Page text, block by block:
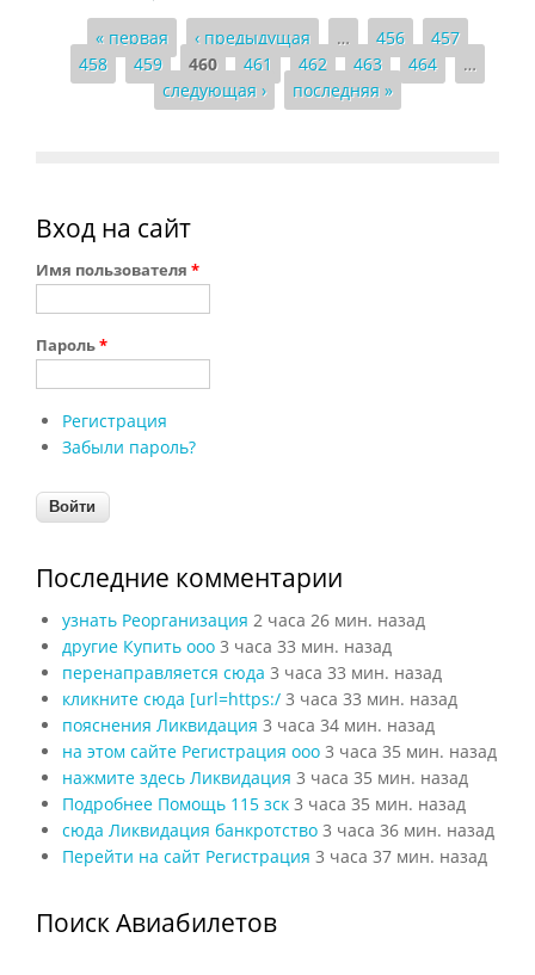
Страницы
« первая ‹ предыдущая … 456
457
458
459 460 461 462 463 464
…
следующая ›
последняя »
Вход на сайт
Имя пользователя *
Пароль*
Регистрация
Забыли пароль?
Последние комментарии
узнать Реорганизация 2 часа 26 мин. назад
другие Купить ооо 3 часа 33 мин. назад
перенаправляется сюда 3 часа 33 мин. назад
кликните сюда [url=https:/ 3 часа 33 мин. назад
пояснения Ликвидация 3 часа 34 мин. назад
на этом сайте Регистрация ооо 3 часа 35 мин. назад
нажмите здесь Ликвидация 3 часа 35 мин. назад
Подробнее Помощь 115 зск 3 часа 35 мин. назад
сюда Ликвидация банкротство 3 часа 36 мин. назад
Перейти на сайт Регистрация 3 часа 37 мин. назад
Поиск Авиабилетов